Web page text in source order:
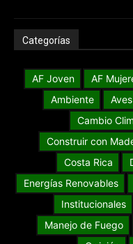
Categorías
AF Joven AF
Ambiente
Cambio
Construir con
Costa Rica
Energías Renovables
Institucionales
Manejo de Fuego